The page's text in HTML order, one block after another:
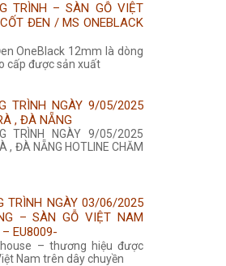
TRÌNH – SÀN GỖ VIỆT
ĐEN / MS ONEBLACK
OneBlack 12mm là dòng
cấp được sản xuất
TRÌNH NGÀY 9/05/2025
, ĐÀ NẴNG
TRÌNH NGÀY 9/05/2025
, ĐÀ NẴNG HOTLINE CHĂM
TRÌNH NGÀY 03/06/2025
– SÀN GỖ VIỆT NAM
– EU8009-
– thương hiệu được
Nam trên dây chuyền